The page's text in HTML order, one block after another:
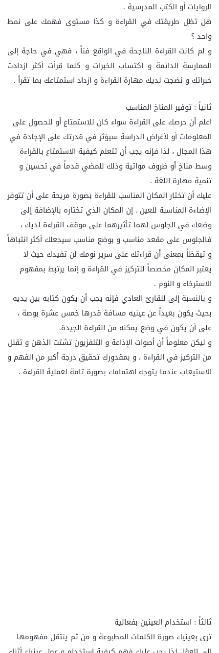
الروايات أو الكتب المدرسية .
هل تظل طريقتك في القراءة و كذا مستوى فهمك على نمط
واحد ؟
و لم كانت القراءة الناجحة في الواقع فناً ، فهي في حاجة إلى
الممارسة الدائمة و اكتساب الخبرات و كلما قرأت أكثر ازدادت
خبراتك و نضجت لديك مهارة القراءة و ازداد استمتاعك بما تقرأ .
ثانياً : توفير المناخ المناسب
اعلم أن حرصك على القراءة سواء كان للاستمتاع أو للحصول على
المعلومات أو لأغراض الدراسة سيؤثر في قدرتك على الإجادة في
هذا المجال ، لذا فإنه يجب أن تتعلم كيفية الاستمتاع بالقراءة
وسط مناخ أو ظروف مواتية وذلك للمضي قدماً في تحسين و
تنمية مهارة اللغة .
عليك أن تختار المكان المناسب للقراءة بصورة مريحة على أن تتوفر
الإضاءة المناسبة للعين . إن المكان الذي تختاره بالإضافة إلى
وضعك في الجلوس لهما تأثيرهما على موقف القراءة لديك ،
فالجلوس على مقعد مناسب و بوضع مناسب سيجعلك أكثر انتباهاً
و تيقظاً بمعنى أن قراءتك على سرير نومك لن تفيدك حيث لا
يعتبر المكان مخصصاً للتركيز في القراءة و إنما يرتبط بمفهوم
الاسترخاء و النوم .
و بالنسبة إلى للقارئ العادي فإنه يجب أن يكون كتابه بين يديه
بحيث يكون بعيداً عن عينيه مسافة قدرها خمس عشرة بوصة ،
على أن يكون في وضع يمكنه من القراءة الجيدة.
و ليكن معلوماً أن أصوات الإذاعة و التلفزيون تشتت الذهن و تقلل
من التركيز في القراءة ، و بمقدورك تحقيق درجة أكبر من الفهم و
الاستيعاب عندما يتوجه اهتمامك بصورة تامة لعملية القراءة .
ثالثاً : استخدام العينين بفعالية
ترى بعينيك صورة الكلمات المطبوعة و من ثم ينتقل مفهومها